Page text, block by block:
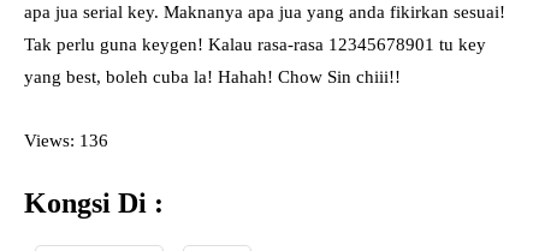
apa jua serial key. Maknanya apa jua yang anda fikirkan sesuai!
Tak perlu guna keygen! Kalau rasa-rasa 12345678901 tu key
yang best, boleh cuba la! Hahah! Chow Sin chiii!!
Views: 136
Kongsi Di :